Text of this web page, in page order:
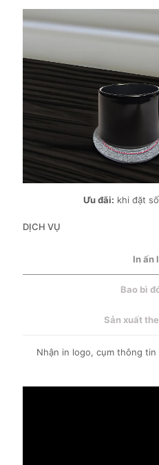
Ưu đãi: khi đặt
DỊCH VỤ
In ấn
Bao bì
Sản xuất
Nhận in logo, cụm thông tin